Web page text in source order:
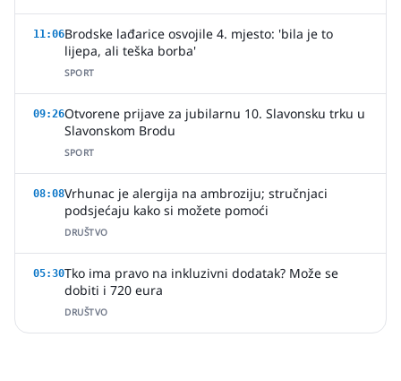
11:06Brodske lađarice osvojile 4. mjesto: 'bila je to
lijepa, ali teška borba'
SPORT
09:26Otvorene prijave za jubilarnu 10. Slavonsku trku u
Slavonskom Brodu
SPORT
08:08Vrhunac je alergija na ambroziju; stručnjaci
podsjećaju kako si možete pomoći
DRUŠTVO
05:30Tko ima pravo na inkluzivni dodatak? Može se
dobiti i 720 eura
DRUŠTVO